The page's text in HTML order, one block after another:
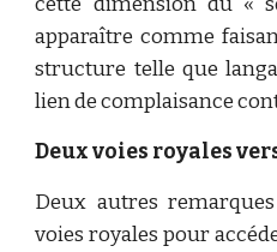
apparaître comme
structure telle que
lien de complaisance
Deux voies royales
Deux autres
voies royales pour